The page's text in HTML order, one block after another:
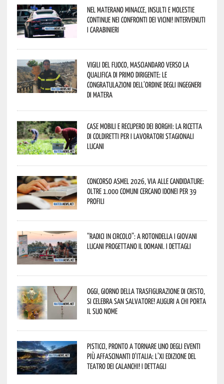
Nel materano minacce, insulti e molestie
continue nei confronti dei vicini! Intervenuti
i Carabinieri
Vigili del Fuoco, Masciandaro verso la
qualifica di Primo Dirigente: le
congratulazioni dell’Ordine degli Ingegneri
di Matera
Case mobili e recupero dei borghi: la ricetta
di Coldiretti per i lavoratori stagionali
lucani
Concorso Asmel 2026, via alle candidature:
oltre 1.000 Comuni cercano idonei per 39
profili
“Radici in Circolo”: a Rotondella i giovani
lucani progettano il domani. I dettagli
Oggi, giorno della Trasfigurazione di Cristo,
si celebra San Salvatore! Auguri a chi porta
il suo nome
Pisticci, pronto a tornare uno degli eventi
più affascinanti d’Italia: l’XI edizione del
Teatro dei Calanchi! I dettagli